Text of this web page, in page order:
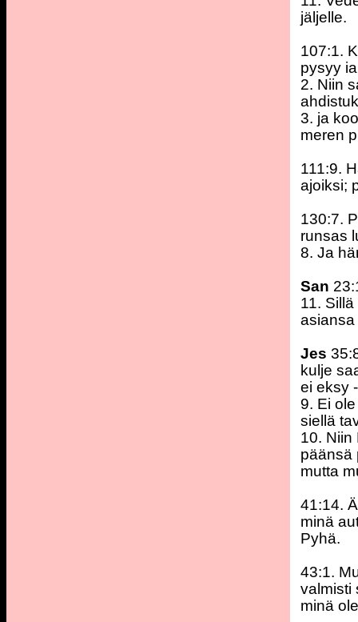
jäljelle.
107:1.
pysyy
2. Niin
3. ja
meren
111:9.
ajoiksi;
130:7.
runsas
8. Ja
San
11.
Jes
kulje
ei eksy
9. Ei
siellä
10. Niin
päänsä
mutta
41:14.
minä
Pyhä.
43:1.
valmisti
minä